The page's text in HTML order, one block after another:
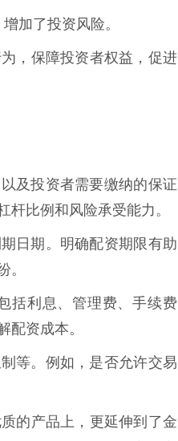
加了投资风险。
，保障投资者权益，促进
及投资者需要缴纳的保证
比例和风险承受能力。
日期。明确配资期限有助
。
括利息、管理费、手续费
配资成本。
等。例如，是否允许交易
的产品上，更延伸到了金